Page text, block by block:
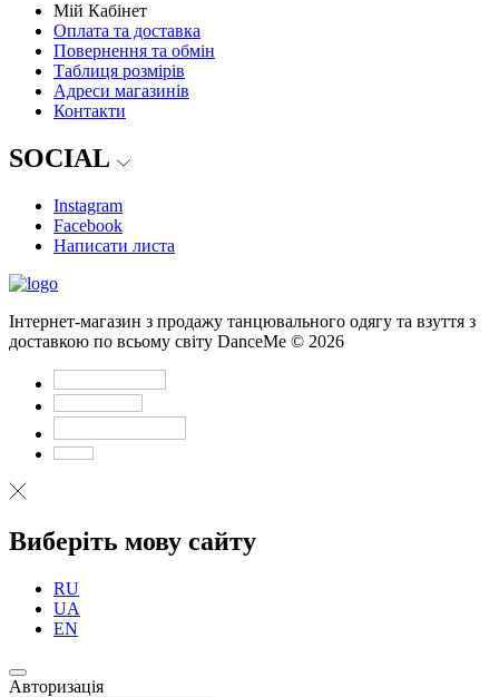
Мій Кабінет
Оплата та доставка
Повернення та обмін
Таблиця розмірів
Адреси магазинів
Контакти
SOCIAL
Instagram
Facebook
Написати листа
Інтернет-магазин з продажу танцювального одягу та взуття з
доставкою по всьому світу DanceMe © 2026
Виберіть мову сайту
RU
UA
EN
Авторизація